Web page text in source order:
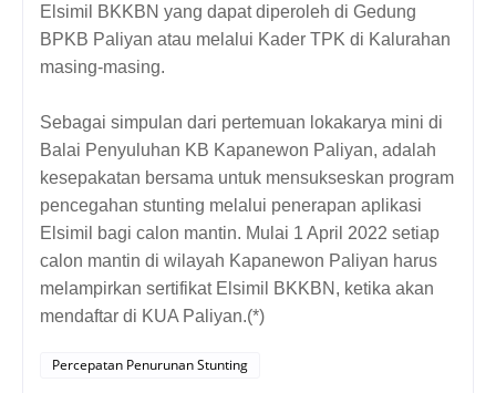
Elsimil BKKBN yang dapat diperoleh di Gedung
BPKB Paliyan atau melalui Kader TPK di Kalurahan
masing-masing.
Sebagai simpulan dari pertemuan lokakarya mini di
Balai Penyuluhan KB Kapanewon Paliyan, adalah
kesepakatan bersama untuk mensukseskan program
pencegahan stunting melalui penerapan aplikasi
Elsimil bagi calon mantin. Mulai 1 April 2022 setiap
calon mantin di wilayah Kapanewon Paliyan harus
melampirkan sertifikat Elsimil BKKBN, ketika akan
mendaftar di KUA Paliyan.(*)
Percepatan Penurunan Stunting